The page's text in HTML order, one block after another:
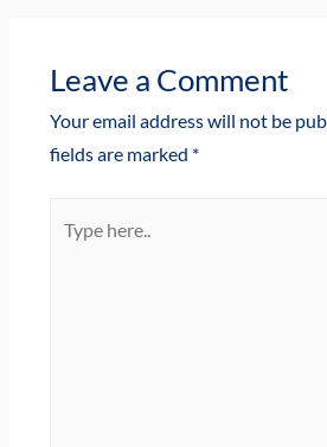
Leave a Comment
Your email address will not be
fields are marked *
here..